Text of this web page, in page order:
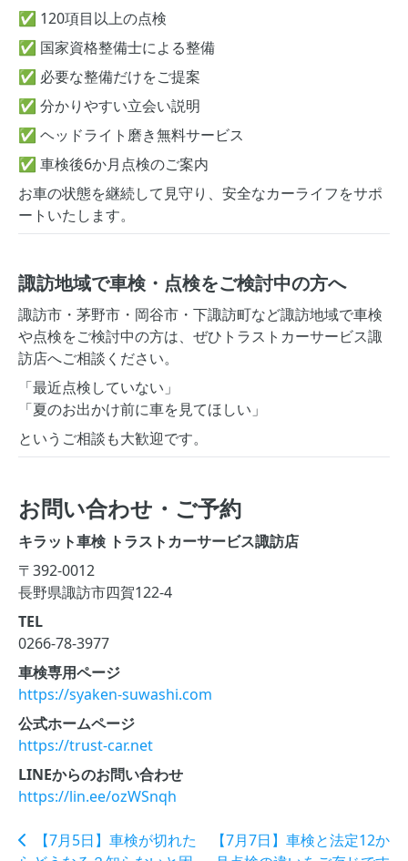
✅ 120項目以上の点検
✅ 国家資格整備士による整備
✅ 必要な整備だけをご提案
✅ 分かりやすい立会い説明
✅ ヘッドライト磨き無料サービス
✅ 車検後6か月点検のご案内
お車の状態を継続して見守り、安全なカーライフをサポ
ートいたします。
諏訪地域で車検・点検をご検討中の方へ
諏訪市・茅野市・岡谷市・下諏訪町など諏訪地域で車検
や点検をご検討中の方は、ぜひトラストカーサービス諏
訪店へご相談ください。
「最近点検していない」
「夏のお出かけ前に車を見てほしい」
というご相談も大歓迎です。
お問い合わせ・ご予約
キラット車検 トラストカーサービス諏訪店
〒392-0012
長野県諏訪市四賀122-4
TEL
0266-78-3977
車検専用ページ
https://syaken-suwashi.com
公式ホームページ
https://trust-car.net
LINEからのお問い合わせ
https://lin.ee/ozWSnqh
【7月5日】車検が切れた
【7月7日】車検と法定12か